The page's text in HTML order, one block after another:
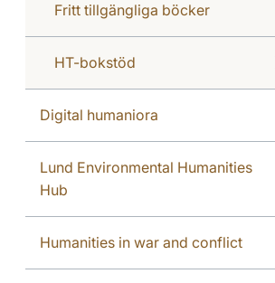
Fritt tillgängliga böcker
HT-bokstöd
Digital humaniora
Lund Environmental Humanities
Hub
Humanities in war and conflict